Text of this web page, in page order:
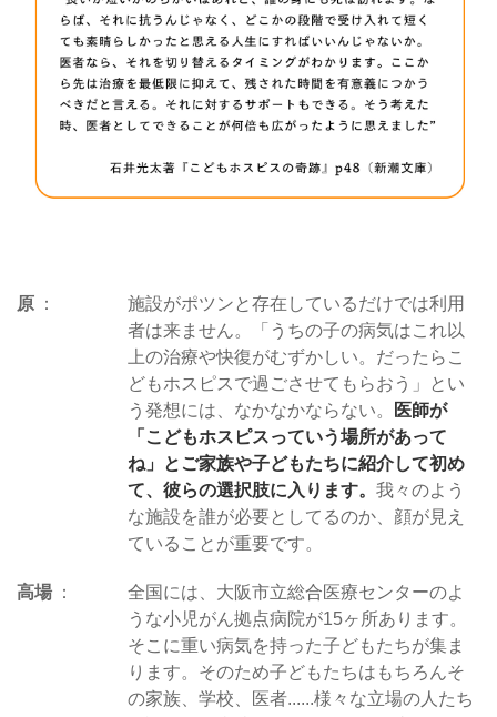
原
施設がポツンと存在しているだけでは利用
者は来ません。「うちの子の病気はこれ以
上の治療や快復がむずかしい。だったらこ
どもホスピスで過ごさせてもらおう」とい
う発想には、なかなかならない。
医師が
「こどもホスピスっていう場所があって
ね」とご家族や子どもたちに紹介して初め
て、彼らの選択肢に入ります。我々のよう
な施設を誰が必要としてるのか、顔が見え
ていることが重要です。
高場
全国には、大阪市立総合医療センターのよ
うな小児がん拠点病院が15ヶ所あります。
そこに重い病気を持った子どもたちが集ま
ります。そのため子どもたちはもちろんそ
の家族、学校、医者......様々な立場の人たち